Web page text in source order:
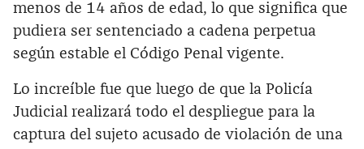
menos de 14 años de edad, lo que significa que
pudiera ser sentenciado a cadena perpetua
según estable el Código Penal vigente.
Lo increíble fue que luego de que la Policía
Judicial realizará todo el despliegue para la
captura del sujeto acusado de violación de una